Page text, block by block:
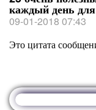
каждый день
09-01-2018 07:43
Это цитата